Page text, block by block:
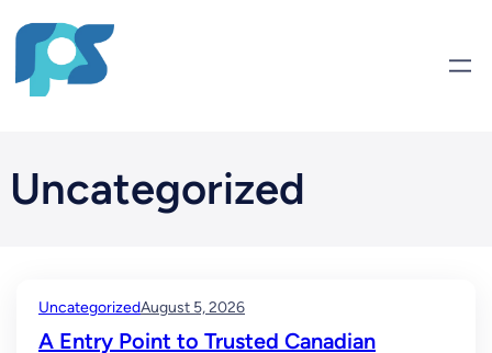
to
content
Uncategorized
UncategorizedAugust 5, 2026
A Entry Point to Trusted Canadian